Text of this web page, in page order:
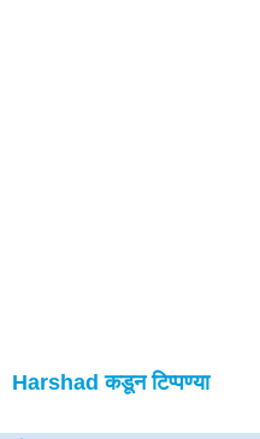
Harshad कडून टिप्पण्या